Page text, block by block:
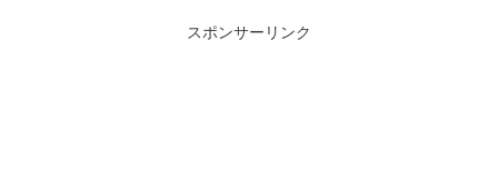
スポンサーリンク